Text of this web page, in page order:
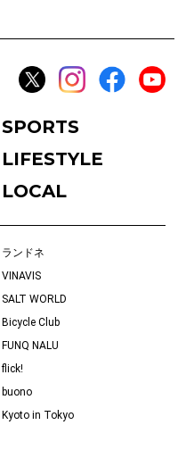
SPORTS
LIFESTYLE
LOCAL
ランドネ
VINAVIS
SALT WORLD
Bicycle Club
FUNQ NALU
flick!
buono
Kyoto in Tokyo